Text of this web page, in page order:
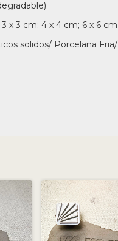
x 3 cm; 4 x 4 cm; 6 x 6 cm
solidos/ Porcelana Fria/